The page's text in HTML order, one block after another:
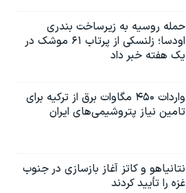
حمله روسیه به زیرساخت بندری
اودسا؛ زلنسکی از پرتاب ۶۱ موشک در
یک هفته خبر داد
واردات ۴۵۰ مگاوات برق از ترکیه برای
تامین نیاز پتروشیمی‌های ایران
نتانیاهو و کاتز آغاز بازسازی در جنوب
غزه را تأیید کردند